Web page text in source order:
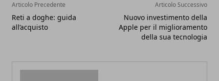
Articolo Precedente
Reti a doghe: guida
all’acquisto
Articolo Successivo
Nuovo investimento della
Apple per il miglioramento
della sua tecnologia